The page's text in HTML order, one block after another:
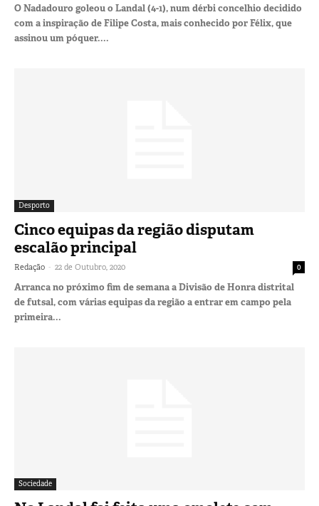
O Nadadouro goleou o Landal (4-1), num dérbi concelhio decidido
com a inspiração de Filipe Costa, mais conhecido por Félix, que
assinou um póquer....
Desporto
Cinco equipas da região disputam
escalão principal
Redação - 22 de Outubro, 2020 0
Arranca no próximo fim de semana a Divisão de Honra distrital
de futsal, com várias equipas da região a entrar em campo pela
primeira...
Sociedade